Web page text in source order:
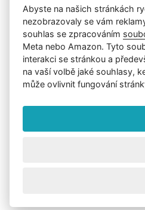
Abyste na našich stránkách
nezobrazovaly se vám
souhlas se zpracováním
Meta nebo Amazon. Tyto
interakci se stránkou a
na vaší volbě jaké souhlasy,
může ovlivnit fungování